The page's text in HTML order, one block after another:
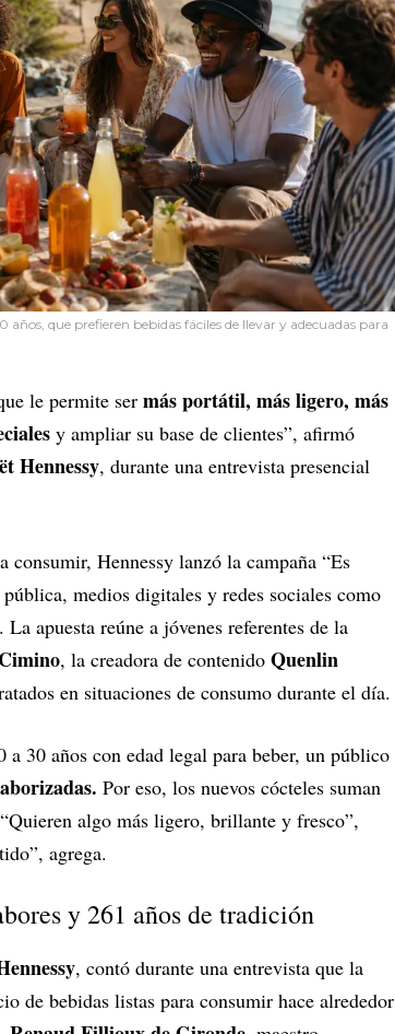
que prefieren bebidas fáciles de llevar y adecuadas para
le permite ser más portátil, más ligero, más
y ampliar su base de clientes”, afirmó
Hennessy, durante una entrevista presencial
consumir, Hennessy lanzó la campaña “Es
medios digitales y redes sociales como
. La apuesta reúne a jóvenes referentes de la
, la creadora de contenido Quenlin
en situaciones de consumo durante el día.
30 años con edad legal para beber, un público
Por eso, los nuevos cócteles suman
algo más ligero, brillante y fresco”,
agrega.
y 261 años de tradición
, contó durante una entrevista que la
de bebidas listas para consumir hace alrededor